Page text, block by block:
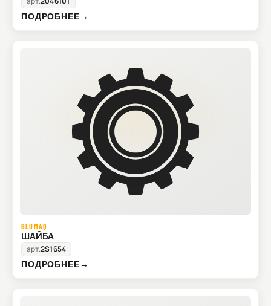
ПОДРОБНЕЕ→
BLUMAQ
ШАЙБА
арт.2S1654
ПОДРОБНЕЕ→